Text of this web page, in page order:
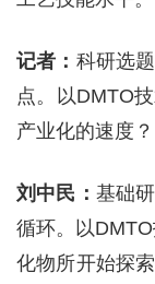
记者： 科研选
点。以DMTO
产业化的速度？
刘中民： 基础
循环。以
化物所开始探